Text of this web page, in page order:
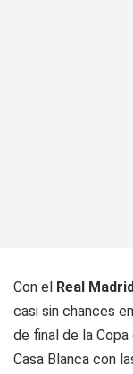
Con el Real
casi sin chances
de final de la
Casa Blanca con